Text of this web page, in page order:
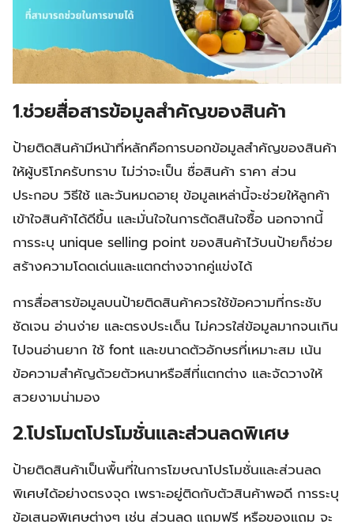
1.ช่วยสื่อสารข้อมูลสำคัญของสินค้า
ป้ายติดสินค้ามีหน้าที่หลักคือการบอกข้อมูลสำคัญของสินค้า
ให้ผู้บริโภครับทราบ ไม่ว่าจะเป็น ชื่อสินค้า ราคา ส่วน
ประกอบ วิธีใช้ และวันหมดอายุ ข้อมูลเหล่านี้จะช่วยให้ลูกค้า
เข้าใจสินค้าได้ดีขึ้น และมั่นใจในการตัดสินใจซื้อ นอกจากนี้
การระบุ unique selling point ของสินค้าไว้บนป้ายก็ช่วย
สร้างความโดดเด่นและแตกต่างจากคู่แข่งได้
การสื่อสารข้อมูลบนป้ายติดสินค้าควรใช้ข้อความที่กระชับ
ชัดเจน อ่านง่าย และตรงประเด็น ไม่ควรใส่ข้อมูลมากจนเกิน
ไปจนอ่านยาก ใช้ font และขนาดตัวอักษรที่เหมาะสม เน้น
ข้อความสำคัญด้วยตัวหนาหรือสีที่แตกต่าง และจัดวางให้
สวยงามน่ามอง
2.โปรโมตโปรโมชั่นและส่วนลดพิเศษ
ป้ายติดสินค้าเป็นพื้นที่ในการโฆษณาโปรโมชั่นและส่วนลด
พิเศษได้อย่างตรงจุด เพราะอยู่ติดกับตัวสินค้าพอดี การระบุ
ข้อเสนอพิเศษต่างๆ เช่น ส่วนลด แถมฟรี หรือของแถม จะ